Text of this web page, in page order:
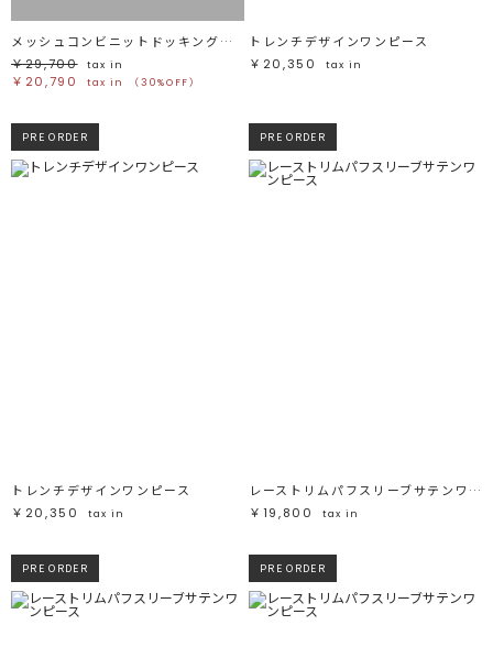
メッシュコンビニットドッキングワンピ-ス
￥29,700
tax in
￥20,790 tax in （30%OFF）
トレンチデザインワンピース
￥20,350
tax in
PRE ORDER
トレンチデザインワンピース
￥20,350
tax in
PRE ORDER
レーストリムパフスリーブサテンワンピース
￥19,800
tax in
PRE ORDER PRE ORDER